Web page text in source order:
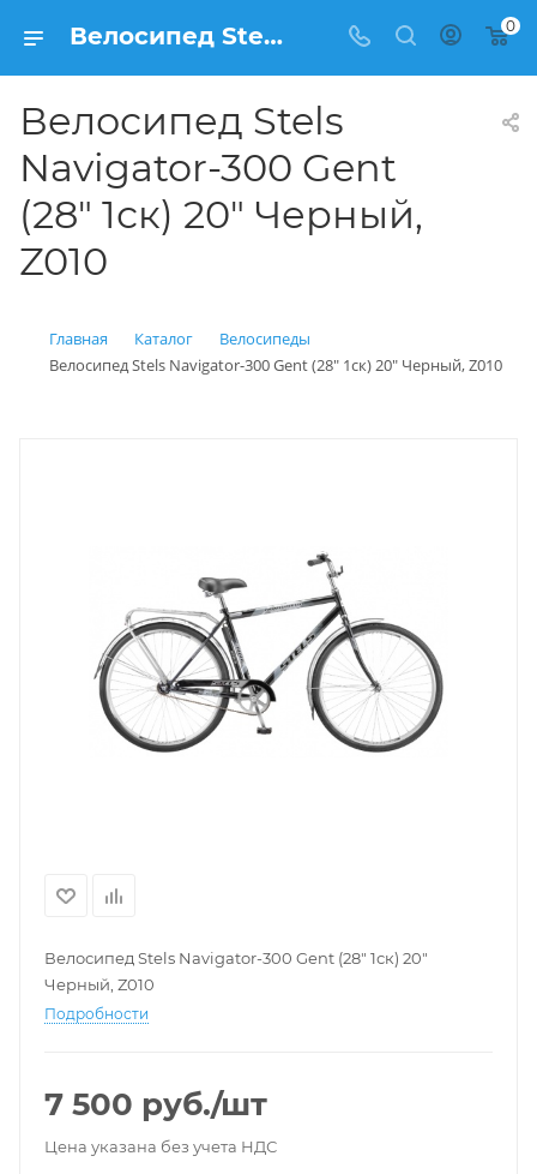
Велосипед Stels Navigator-300 Gent (28" 1ск) 20" Черный, Z010 купить: цена 7 500 рублей в Балашихе | Интернет магазин Вело150 0
Велосипед Stels
Navigator-300 Gent
(28" 1ск) 20" Черный,
Z010
Главная Каталог
Велосипеды
Велосипед Stels Navigator-300 Gent (28" 1ск) 20" Черный, Z010
Велосипед Stels Navigator-300 Gent (28" 1ск) 20"
Черный, Z010
Подробности
7 500 руб./шт
Цена указана без учета НДС